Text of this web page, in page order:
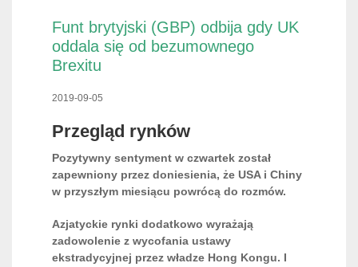
Funt brytyjski (GBP) odbija gdy UK
oddala się od bezumownego
Brexitu
2019-09-05
Przegląd rynków
Pozytywny sentyment w czwartek został
zapewniony przez doniesienia, że USA i Chiny
w przyszłym miesiącu powrócą do rozmów.
Azjatyckie rynki dodatkowo wyrażają
zadowolenie z wycofania ustawy
ekstradycyjnej przez władze Hong Kongu. I